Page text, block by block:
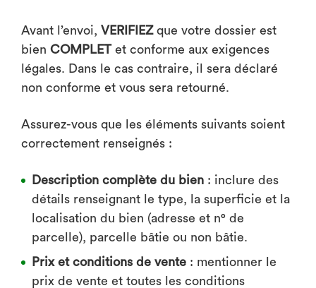
Avant l’envoi, VERIFIEZque votre dossier est
bien COMPLETet conforme aux exigences
légales. Dans le cas contraire, il sera déclaré
non conforme et vous sera retourné.
Assurez-vous que les éléments suivants soient
correctement renseignés :
Description complète du bien : inclure des
détails renseignant le type, la superficie et la
localisation du bien (adresse et n° de
parcelle), parcelle bâtie ou non bâtie.
Prix et conditions de vente : mentionner le
prix de vente et toutes les conditions